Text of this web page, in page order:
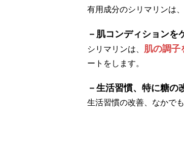
有用成分のシリマリンは、
－肌コンディションを
シリマリンは、 肌の調子
ートをします。
－生活習慣、特に糖の
生活習慣の改善、なかで